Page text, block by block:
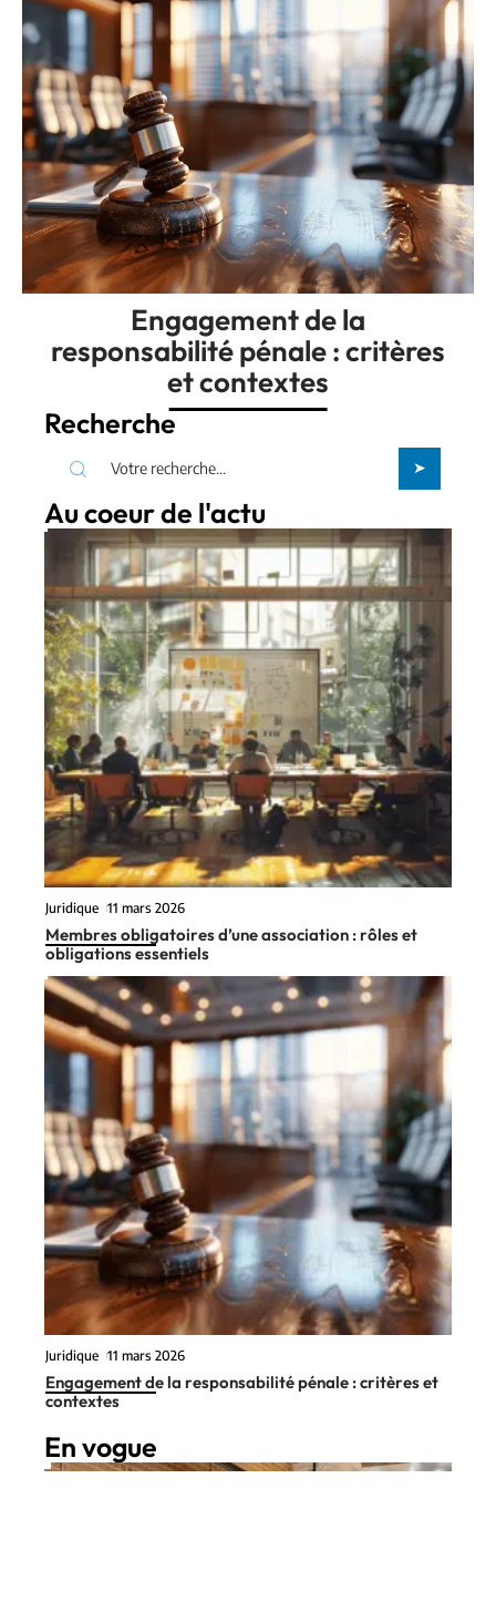
Engagement de la
responsabilité pénale : critères
et contextes
Recherche
Au coeur de l'actu
Juridique 11 mars 2026
Membres obligatoires d’une association : rôles et
obligations essentiels
Juridique 11 mars 2026
Engagement de la responsabilité pénale : critères et
contextes
En vogue